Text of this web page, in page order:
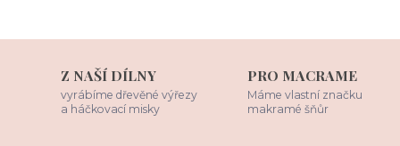
Z NAŠÍ DÍLNY
vyrábíme dřevěné výřezy
a háčkovací misky
PRO MACRAME
Máme vlastní značku
makramé šňůr